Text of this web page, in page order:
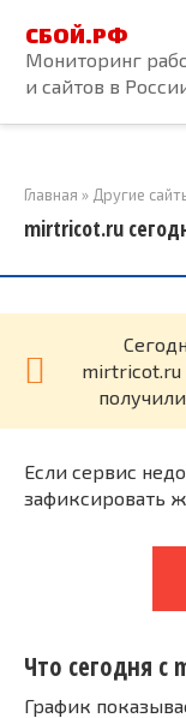
контенту
СБОЙ.РФ
Мониторинг
и сайтов в
Главная » Другие
mirtricot.ru
Если сервис
зафиксировать
Что сегодня с
График